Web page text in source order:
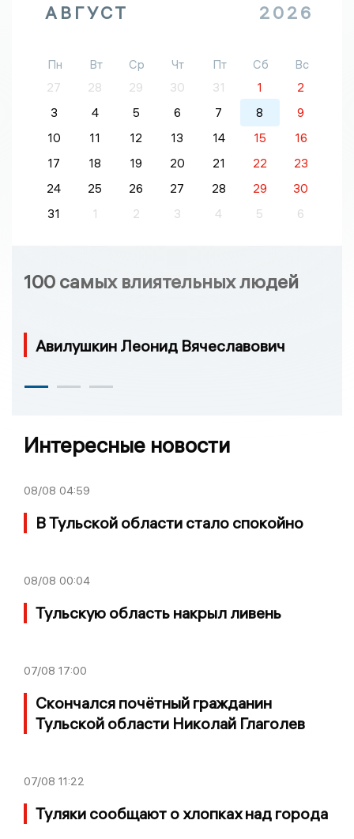
АВГУСТ 2026
Пн Вт Ср Чт Пт Сб
Вс
27
28 29 30 31 1
2
3
4 5 6 7 8
9
10
11 12 13 14 15
16
17
18 19 20 21 22
23
24
25 26 27 28 29
30
31
1 2 3 4 5 6
100 самых влиятельных людей
Авилушкин Леонид Вячеславович
Интересные новости
08/08 04:59
В Тульской области стало спокойно
08/08 00:04
Тульскую область накрыл ливень
07/08 17:00
Скончался почётный гражданин
Тульской области Николай Глаголев
07/08 11:22
Туляки сообщают о хлопках над города